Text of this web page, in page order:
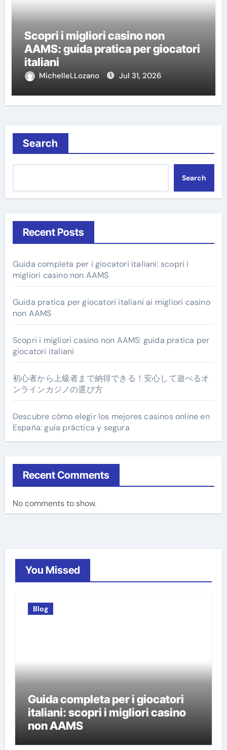
Scopri i migliori casino non
AAMS: guida pratica per giocatori
italiani
MichelleLLozano Jul 31, 2026
Search
Search
Recent Posts
Guida completa per i giocatori italiani: scopri i
migliori casino non AAMS
Guida pratica per giocatori italiani ai migliori casino
non AAMS
Scopri i migliori casino non AAMS: guida pratica per
giocatori italiani
初心者から上級者まで納得できる！安心して遊べるオ
ンラインカジノの選び方
Descubre cómo elegir los mejores casinos online en
España: guía práctica y segura
Recent Comments
No comments to show.
You Missed
Blog
Guida completa per i giocatori
italiani: scopri i migliori casino
non AAMS